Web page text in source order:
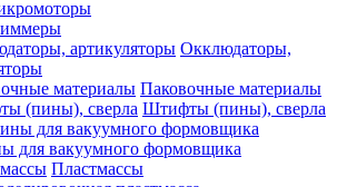
Окклюдаторы,
Паковочные материалы
Штифты (пины), сверла
для вакуумного формовщика
Пластмассы